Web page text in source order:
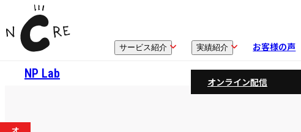
サービス紹介 実績紹介 お客様の声
NP Lab
オンライン配信